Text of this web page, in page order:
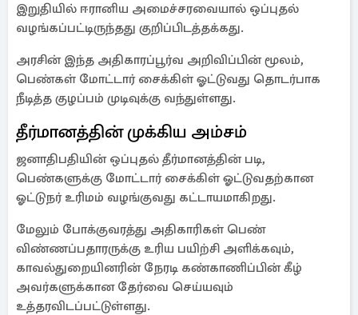
இறுதியில் ஈரானிய அமைச்சரவையால் ஒப்புதல்
வழங்கப்பட்டிருந்தது குறிப்பிடத்தக்கது.
அரசின் இந்த அதிகாரப்பூர்வ அறிவிப்பின் மூலம்,
பெண்கள் மோட்டார் சைக்கிள் ஓட்டுவது தொடர்பாக
நீடித்த குழப்பம் முடிவுக்கு வந்துள்ளது.
தீர்மானத்தின் முக்கிய அம்சம்
ஜனாதிபதியின் ஒப்புதல் தீர்மானத்தின் படி,
பெண்களுக்கு மோட்டார் சைக்கிள் ஓட்டுவதற்கான
ஓட்டுநர் உரிமம் வழங்குவது கட்டாயமாகிறது.
மேலும் போக்குவரத்து அதிகாரிகள் பெண்
விண்ணப்பதாரருக்கு உரிய பயிற்சி அளிக்கவும்,
காவல்துறையினரின் நேரடி கண்காணிப்பின் கீழ்
அவர்களுக்கான தேர்வை செய்யவும்
உத்தரவிடப்பட்டுள்ளது.